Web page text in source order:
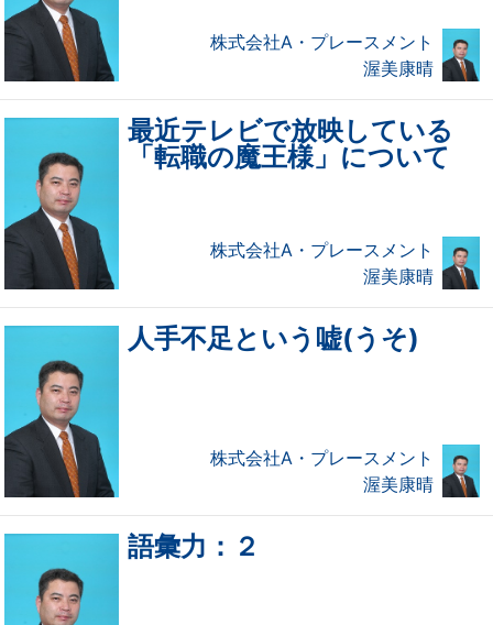
株式会社A・プレースメント
渥美康晴
最近テレビで放映している
「転職の魔王様」について
株式会社A・プレースメント
渥美康晴
人手不足という嘘(うそ)
株式会社A・プレースメント
渥美康晴
語彙力：２